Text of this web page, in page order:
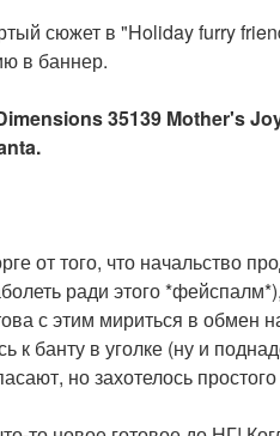
сюжет в "Holiday furry
в баннер.
35139 Mother's
от того, что начальство
ради этого
с этим мириться в обмен
к банту в уголке (ну и
но захотелось